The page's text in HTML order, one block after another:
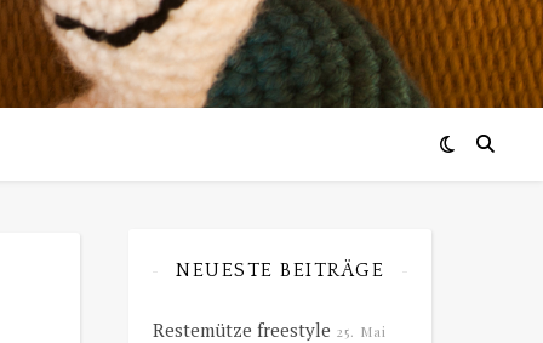
NEUESTE BEITRÄGE
Restemütze freestyle 25. Mai